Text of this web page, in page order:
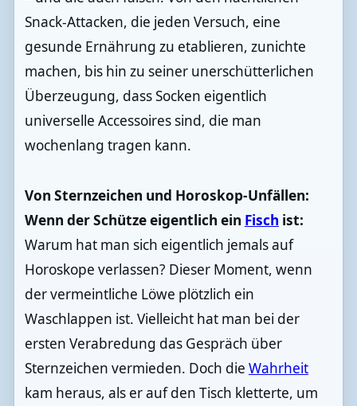
Snack-Attacken, die jeden Versuch, eine
gesunde Ernährung zu etablieren, zunichte
machen, bis hin zu seiner unerschütterlichen
Überzeugung, dass Socken eigentlich
universelle Accessoires sind, die man
wochenlang tragen kann.
Von Sternzeichen und Horoskop-Unfällen:
Wenn der Schütze eigentlich ein Fisch ist:
Warum hat man sich eigentlich jemals auf
Horoskope verlassen? Dieser Moment, wenn
der vermeintliche Löwe plötzlich ein
Waschlappen ist. Vielleicht hat man bei der
ersten Verabredung das Gespräch über
Sternzeichen vermieden. Doch die Wahrheit
kam heraus, als er auf den Tisch kletterte, um